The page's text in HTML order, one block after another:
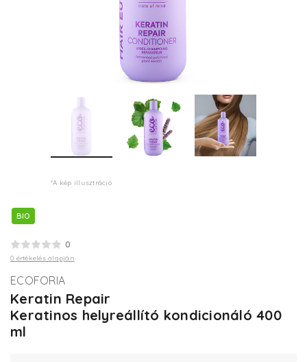
*A kép illusztráció
BIO
0
0 értékelés alapján
ECOFORIA
Keratin Repair
Keratinos helyreállító kondicionáló 400
ml